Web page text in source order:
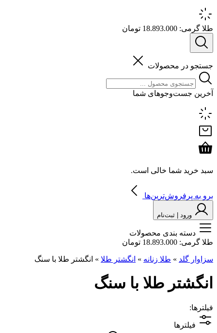
طلا گرمی: 18.893.000 تومان
جستجو در محصولات
آخرین جست‌وجوهای شما
سبد خرید شما خالی است.
برو به پرفروش‌ترین‌ها
ورود | ثبت‌نام
دسته بندی محصولات
طلا گرمی: 18.893.000 تومان
سزاوار گلد » طلا زنانه » انگشتر طلا » انگشتر طلا با سنگ
انگشتر طلا با سنگ
فیلترها:
فیلترها